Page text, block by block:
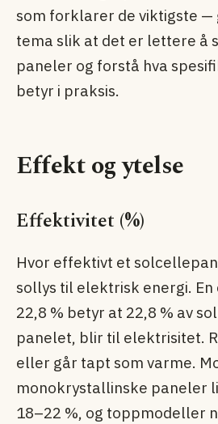
som forklarer de viktigste
tema slik at det er lettere å
paneler og forstå hva
betyr i praksis.
Effekt og ytelse
Effektivitet (%)
Hvor effektivt et
sollys til elektrisk energi.
22,8 % betyr at 22,8 % av
panelet, blir til elektrisitet.
eller går tapt som varme.
monokrystallinske paneler
18–22 %, og topp­modeller